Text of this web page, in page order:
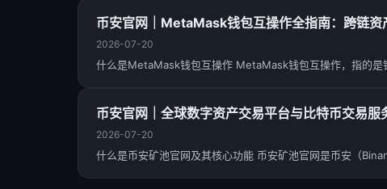
币安官网｜MetaMask钱包互操作全指南：跨链资
2026-07-20
什么是MetaMask钱包互操作 MetaMask钱包互操作，指的
币安官网｜全球数字资产交易平台与比特币交易服
2026-07-20
什么是币安矿池官网及其核心功能 币安矿池官网是币安（